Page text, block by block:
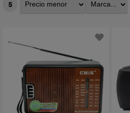
5